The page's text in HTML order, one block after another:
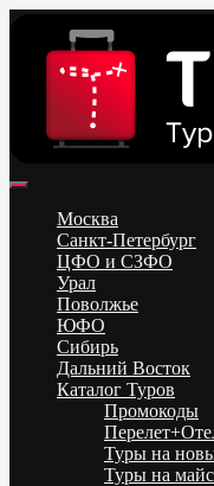
content
Низкие цены на
море. Распродажа
Обновление каждый
Москва
Санкт-Петербург
ЦФО и СЗФО
Урал
Поволжье
ЮФО
Сибирь
Дальний Восток
Каталог Туров
Промокоды
Туры на
Туры на